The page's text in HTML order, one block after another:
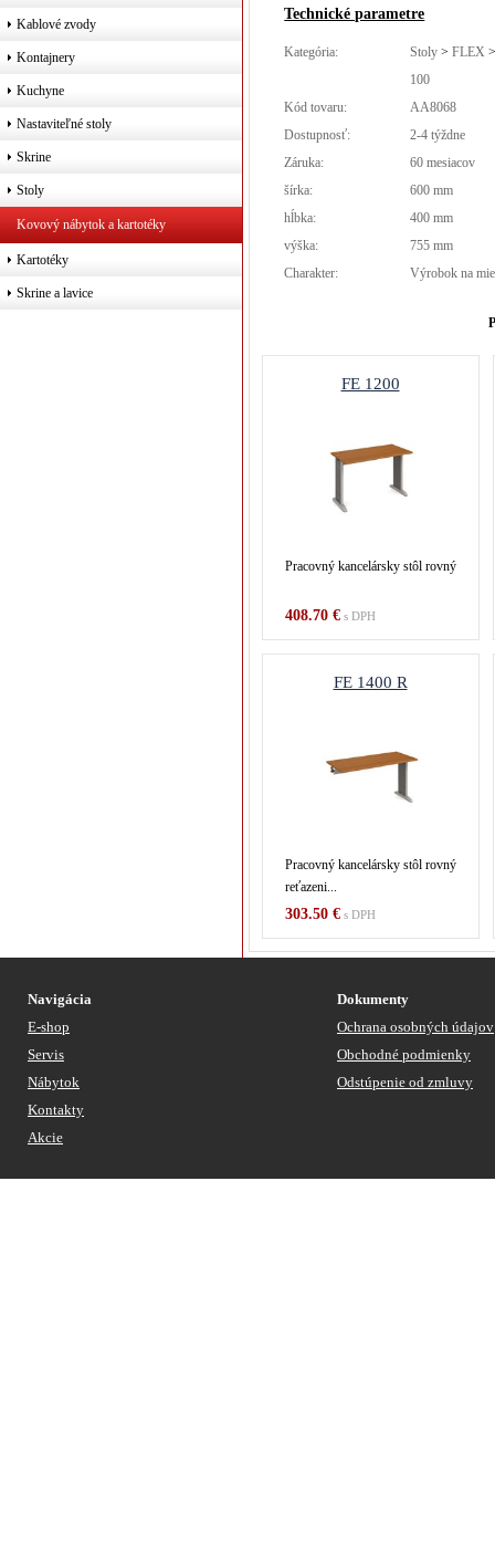
Kablové zvody
Kontajnery
Kuchyne
Nastaviteľné stoly
Skrine
Stoly
Kovový nábytok a kartotéky
Kartotéky
Skrine a lavice
Technické parametre
Kategória: Stoly> FLEX
100
Kód tovaru:
AA8068
Dostupnosť:
2-4 týždne
Záruka:
60 mesiacov
šírka:
600 mm
hĺbka:
400 mm
výška:
755 mm
Charakter:
Výrobok na
FE 1200
Pracovný kancelársky stôl rovný
408.70 €s DPH
FE 1400 R
Pracovný kancelársky stôl rovný
reťazeni...
303.50 €s DPH
Navigácia
E-shop
Servis
Nábytok
Kontakty
Akcie
Dokumenty
Ochrana osobných údajov
Obchodné podmienky
Odstúpenie od zmluvy